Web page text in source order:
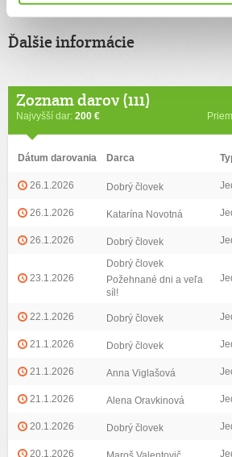
Ďalšie informácie
Zoznam darov (111)
Najvyšší dar: 200 €
Dátum darovania Darca
26.1.2026 Dobrý človek
26.1.2026 Katarína Novotná
26.1.2026 Dobrý človek
23.1.2026
Dobrý človek
Požehnané dni a veľa
síl!
22.1.2026 Dobrý človek
21.1.2026 Dobrý človek
21.1.2026 Anna Viglašová
21.1.2026 Alena Oravkinová
20.1.2026 Dobrý človek
20.1.2026